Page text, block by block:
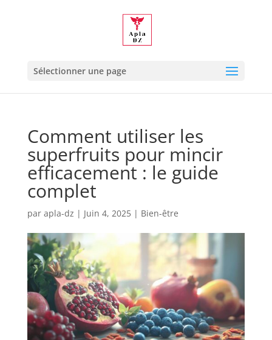
Sélectionner une page
Comment utiliser les
superfruits pour mincir
efficacement : le guide
complet
par apla-dz | Juin 4, 2025| Bien-être